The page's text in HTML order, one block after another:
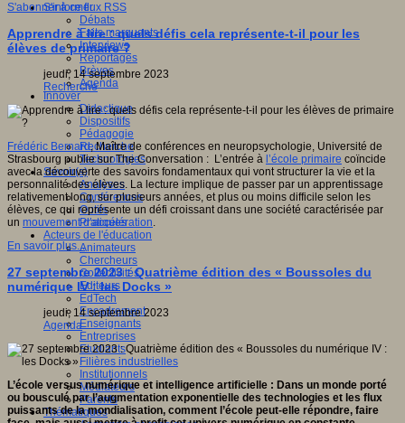
S'informer
Débats
Faits marquants
Interviews
Reportages
Brèves
Agenda
Innover
Didactique
Dispositifs
Pédagogie
Recherche
Technologies
Savoir(s)
Analyses
Conférences
Outils
Pratiques
Acteurs de l'éducation
Animateurs
Chercheurs
Collectivités
Editeurs
EdTech
Encadrement
Enseignants
Entreprises
Etudiants
Filières industrielles
Institutionnels
Médiateurs
Parents
Thématiques
S'abonner à ce flux RSS
Apprendre à lire : quels défis cela représente-t-il pour les
élèves de primaire ?
jeudi, 14 septembre 2023
Recherche
Frédéric Bernard, Maître de conférences en neuropsychologie, Université de
Strasbourg publie sur The Conversation : L’entrée à l’école primaire coïncide
avec la découverte des savoirs fondamentaux qui vont structurer la vie et la
personnalité des élèves. La lecture implique de passer par un apprentissage
relativement long, sur plusieurs années, et plus ou moins difficile selon les
élèves, ce qui représente un défi croissant dans une société caractérisée par
un mouvement d’accélération.
En savoir plus...
27 septembre 2023 : Quatrième édition des « Boussoles du
numérique IV : les Docks »
jeudi, 14 septembre 2023
Agenda
L’école versus numérique et intelligence artificielle : Dans un monde porté
ou bousculé par l’augmentation exponentielle des technologies et les flux
puissants de la mondialisation, comment l’école peut-elle répondre, faire